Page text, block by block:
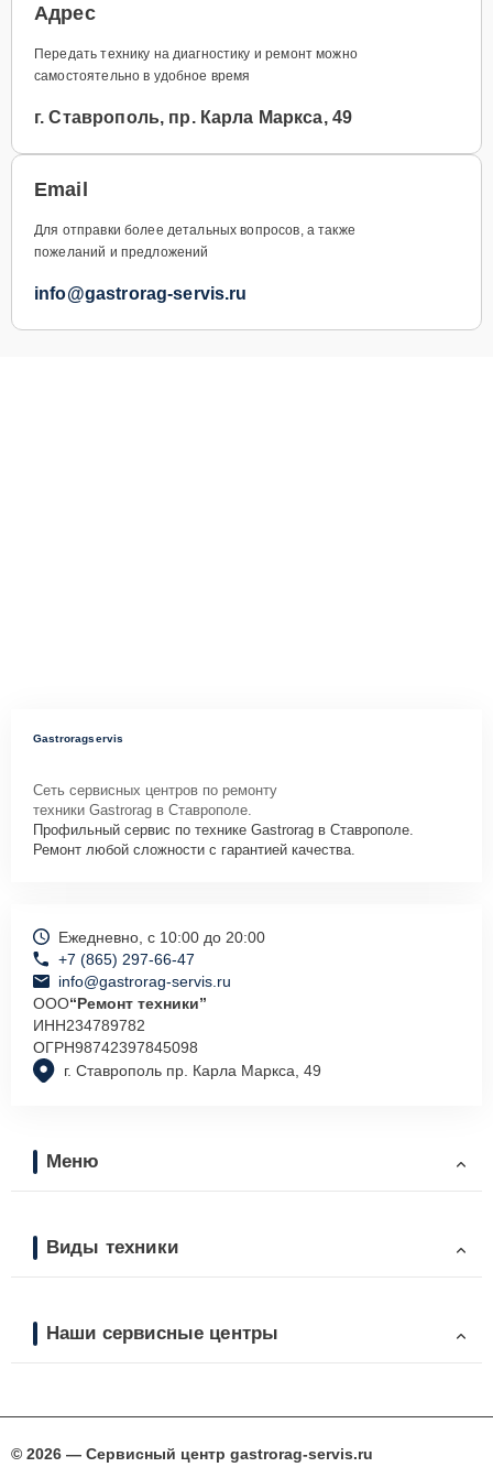
Адрес
Передать технику на диагностику и ремонт можно
самостоятельно в удобное время
г. Ставрополь, пр. Карла Маркса, 49
Email
Для отправки более детальных вопросов, а также
пожеланий и предложений
info@gastrorag-servis.ru
Gastroragservis
Сеть сервисных центров по ремонту
техники Gastrorag в Ставрополе.
Профильный сервис по технике Gastrorag в Ставрополе.
Ремонт любой сложности с гарантией качества.
г. Ставрополь пр. Карла Маркса, 49
Ежедневно, с 10:00 до 20:00
+7 (865) 297-66-47
info@gastrorag-servis.ru
ООО“Ремонт техники”
ИНН234789782
ОГРН98742397845098
Меню
Виды техники
Наши сервисные центры
© 2026 — Сервисный центр gastrorag-servis.ru